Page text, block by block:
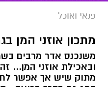
פנאי ואוכל
מתכון אוזני המן
משנכנס אדר מרבים
ובאכילת אוזני המן...
מתוק שיש אך אפשר